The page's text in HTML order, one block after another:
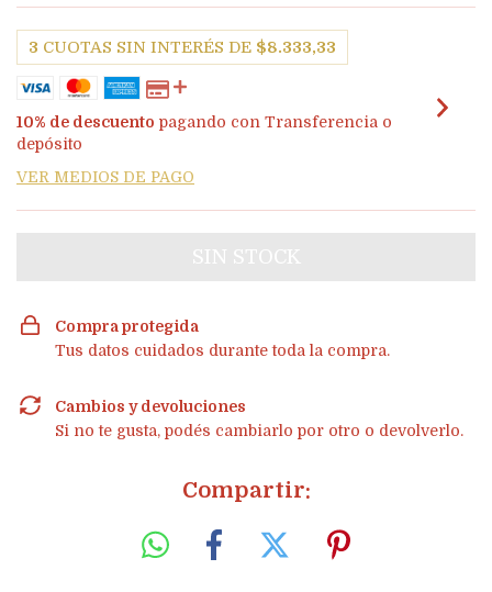
3 CUOTAS SIN INTERÉS DE $8.333,33
10% de descuento pagando con Transferencia o
depósito
VER MEDIOS DE PAGO
Compra protegida
Tus datos cuidados durante toda la compra.
Cambios y devoluciones
Si no te gusta, podés cambiarlo por otro o devolverlo.
Compartir: